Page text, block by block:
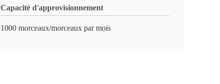
Capacité d'approvisionnement
1000 morceaux/morceaux par mois